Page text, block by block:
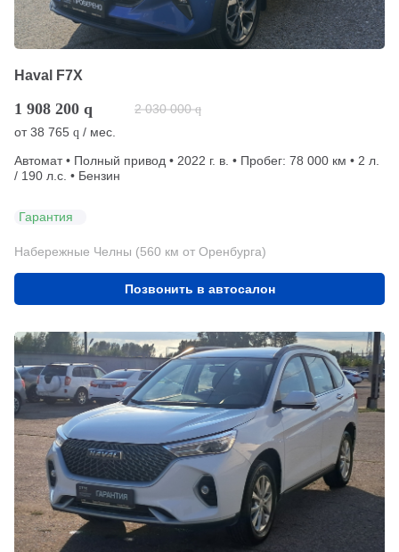
Haval F7X
1 908 200 q 2 030 000 q
от38 765 q / мес.
Автомат • Полный привод • 2022 г. в. • Пробег: 78 000 км • 2 л.
/ 190 л.с. • Бензин
Гарантия
Набережные Челны (560 км от Оренбурга)
Позвонить в автосалон